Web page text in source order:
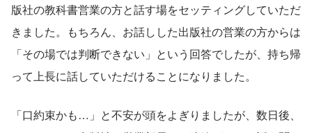
版社の教科書営業の方と話す場をセッティングしていただ
きました。もちろん、お話しした出版社の営業の方からは
「その場では判断できない」という回答でしたが、持ち帰
って上長に話していただけることになりました。
「口約束かも…」と不安が頭をよぎりましたが、数日後、